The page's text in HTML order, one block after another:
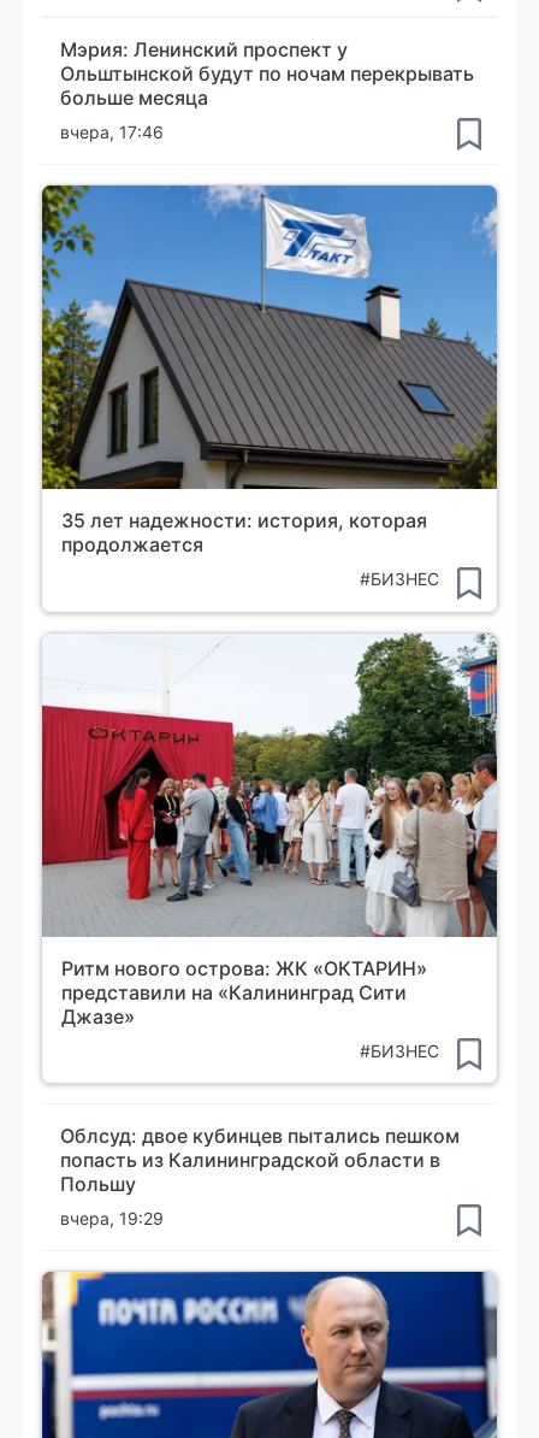
Мэрия: Ленинский проспект у
Ольштынской будут по ночам перекрывать
больше месяца
вчера, 17:46
35 лет надежности: история, которая
продолжается
#БИЗНЕС
Ритм нового острова: ЖК «ОКТАРИН»
представили на «Калининград Сити
Джазе»
#БИЗНЕС
Облсуд: двое кубинцев пытались пешком
попасть из Калининградской области в
Польшу
вчера, 19:29